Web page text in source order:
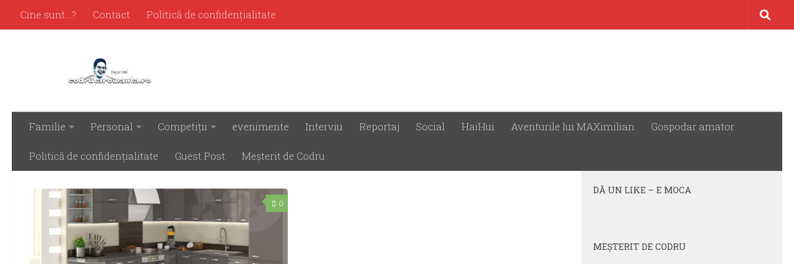
Cine sunt…? Contact Politică de confidenţialitate
Familie Personal Competiţii evenimente Interviu Reportaj Social HaiHui Aventurile lui MAXimilian Gospodar amator
Politică de confidenţialitate Guest Post Meşterit de Codru
ARHIVĂ ZILNICĂ:DECEMBRIE 12, 2018
0
DĂ UN LIKE – E MOCA
MEŞTERIT DE CODRU